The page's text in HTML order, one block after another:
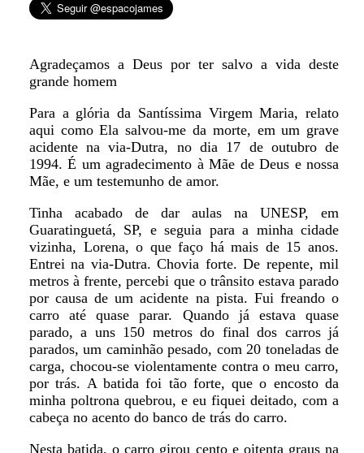
Agradeçamos a Deus por ter salvo a vida deste
grande homem
Para a glória da Santíssima Virgem Maria, relato
aqui como Ela salvou-me da morte, em um grave
acidente na via-Dutra, no dia 17 de outubro de
1994. É um agradecimento à Mãe de Deus e nossa
Mãe, e um testemunho de amor.
Tinha acabado de dar aulas na UNESP, em
Guaratinguetá, SP, e seguia para a minha cidade
vizinha, Lorena, o que faço há mais de 15 anos.
Entrei na via-Dutra. Chovia forte. De repente, mil
metros à frente, percebi que o trânsito estava parado
por causa de um acidente na pista. Fui freando o
carro até quase parar. Quando já estava quase
parado, a uns 150 metros do final dos carros já
parados, um caminhão pesado, com 20 toneladas de
carga, chocou-se violentamente contra o meu carro,
por trás. A batida foi tão forte, que o encosto da
minha poltrona quebrou, e eu fiquei deitado, com a
cabeça no acento do banco de trás do carro.
Nesta batida, o carro girou cento e oitenta graus na